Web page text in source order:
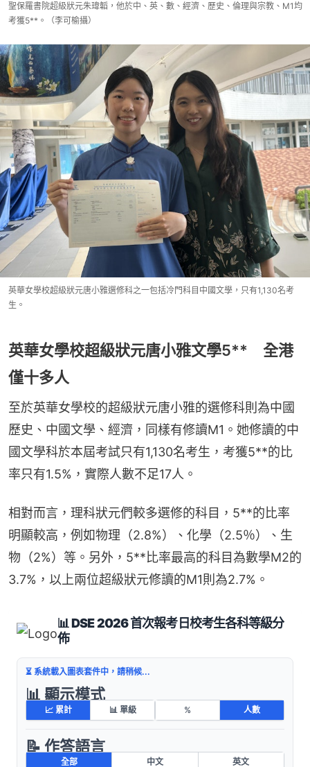
聖保羅書院超級狀元朱瑋韜，他於中、英、數、經濟、歷史、倫理與宗教、M1均
考獲5**。（李可榆攝）
英華女學校超級狀元唐小雅選修科之一包括冷門科目中國文學，只有1,130名考
生。
英華女學校超級狀元唐小雅文學5** 全港
僅十多人
至於英華女學校的超級狀元唐小雅的選修科則為中國
歷史、中國文學、經濟，同樣有修讀M1。她修讀的中
國文學科於本屆考試只有1,130名考生，考獲5**的比
率只有1.5%，實際人數不足17人。
相對而言，理科狀元們較多選修的科目，5**的比率
明顯較高，例如物理（2.8%）、化學（2.5％）、生
物（2%）等。另外，5**比率最高的科目為數學M2的
3.7%，以上兩位超級狀元修讀的M1則為2.7%。
📊 DSE 2026 首次報考日校考生各科等級分
佈
⏳ 系統載入圖表套件中，請稍候...
📊 顯示模式
📈 累計 📊 單級 % 人數
📝 作答語言
全部 中文 英文